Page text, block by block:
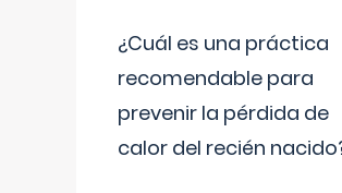
¿Cuál es una práctica
recomendable para
prevenir la pérdida de
calor del recién